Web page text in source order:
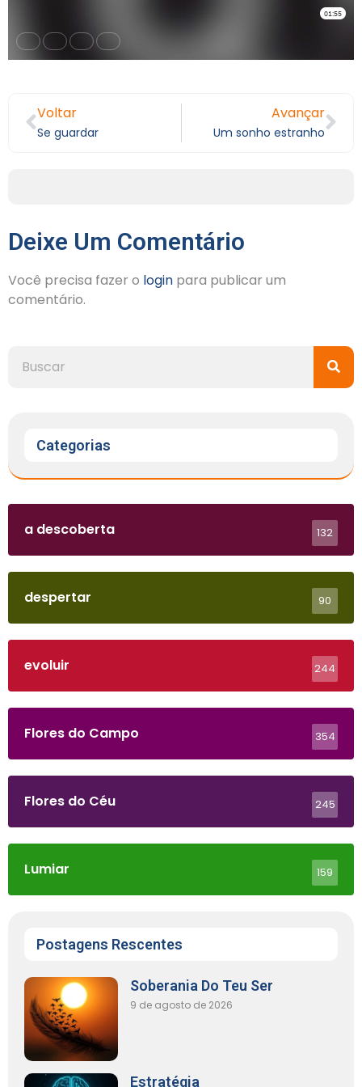
Voltar
Se guardar
Avançar
Um sonho estranho
Deixe Um Comentário
Você precisa fazer o login para publicar um
comentário.
Categorias
a descoberta 132
despertar 90
evoluir 244
Flores do Campo 354
Flores do Céu 245
Lumiar 159
Postagens Rescentes
Soberania Do Teu Ser
9 de agosto de 2026
Estratégia